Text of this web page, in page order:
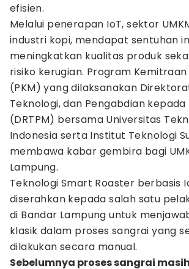
efisien.
Melalui penerapan IoT, sektor
industri kopi, mendapat sentuhan
meningkatkan kualitas produk
risiko kerugian. Program
(PKM) yang dilaksanakan
Teknologi, dan Pengabdian
(DRTPM) bersama Universitas
Indonesia serta Institut Teknologi
membawa kabar gembira bagi
Lampung.
Teknologi Smart Roaster berbasis
diserahkan kepada salah satu
di Bandar Lampung untuk
klasik dalam proses sangrai yang
dilakukan secara manual.
Sebelumnya proses sangrai masih